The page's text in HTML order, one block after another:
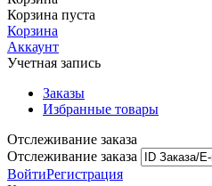
Корзина пуста
Корзина
Аккаунт
Учетная запись
Заказы
Избранные товары
Отслеживание заказа
Отслеживание заказа
ВойтиРегистрация